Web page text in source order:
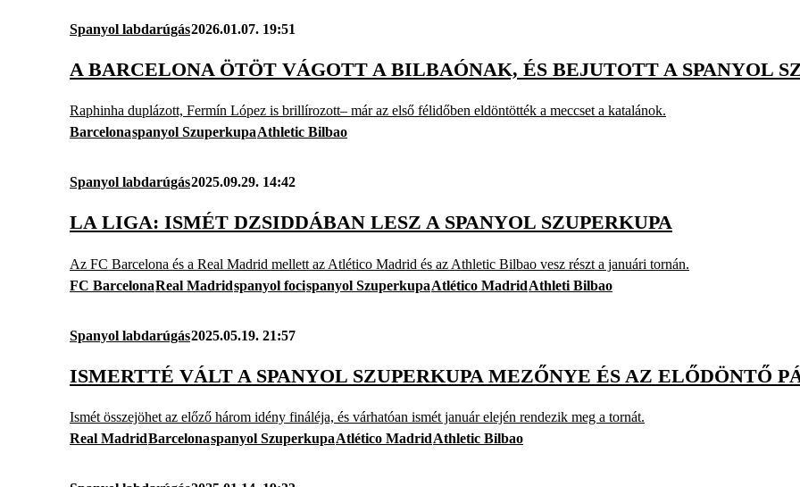
Spanyol labdarúgás2026.01.07. 19:51
A BARCELONA ÖTÖT VÁGOTT A BILBAÓNAK, ÉS BEJUTOTT A SPANYOL
Raphinha duplázott, Fermín López is brillírozott– már az első félidőben eldöntötték a meccset a katalánok.
Barcelonaspanyol SzuperkupaAthletic Bilbao
Spanyol labdarúgás2025.09.29. 14:42
LA LIGA: ISMÉT DZSIDDÁBAN LESZ A SPANYOL SZUPERKUPA
Az FC Barcelona és a Real Madrid mellett az Atlético Madrid és az Athletic Bilbao vesz részt a januári tornán.
FC BarcelonaReal Madridspanyol focispanyol SzuperkupaAtlético MadridAthleti Bilbao
Spanyol labdarúgás2025.05.19. 21:57
ISMERTTÉ VÁLT A SPANYOL SZUPERKUPA MEZŐNYE ÉS AZ ELŐDÖNTŐ
Ismét összejöhet az előző három idény fináléja, és várhatóan ismét január elején rendezik meg a tornát.
Real MadridBarcelonaspanyol SzuperkupaAtlético MadridAthletic Bilbao